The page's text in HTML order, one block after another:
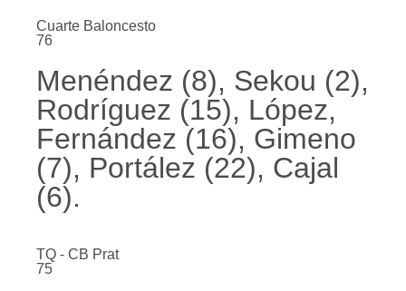
Cuarte Baloncesto
76
Menéndez (8), Sekou (2),
Rodríguez (15), López,
Fernández (16), Gimeno
(7), Portález (22), Cajal
(6).
TQ - CB Prat
75